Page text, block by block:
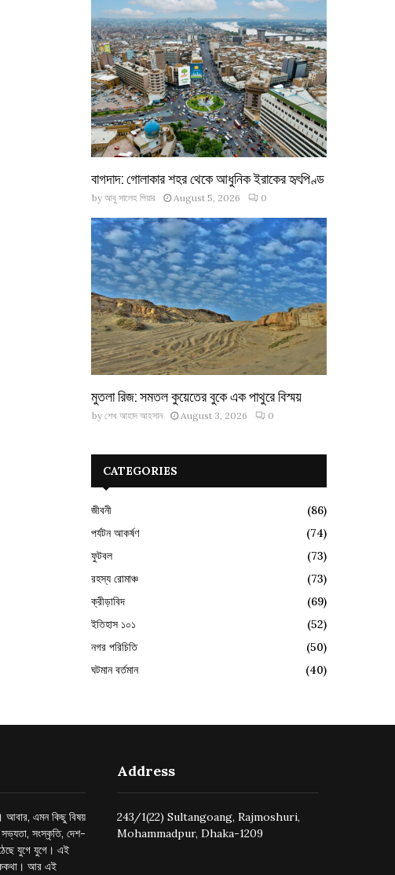
বাগদাদ: গোলাকার শহর থেকে আধুনিক ইরাকের হৃৎপিণ্ড
by আবু সালেহ পিয়ার August 5, 2026 0
মুতলা রিজ: সমতল কুয়েতের বুকে এক পাথুরে বিস্ময়
by শেখ আহাদ আহসান August 3, 2026 0
CATEGORIES
জীবনী
(86)
পর্যটন আকর্ষণ
(74)
ফুটবল
(73)
রহস্য রোমাঞ্চ
(73)
ক্রীড়াবিদ
(69)
ইতিহাস ১০১
(52)
নগর পরিচিতি
(50)
ঘটমান বর্তমান
(40)
আবার, এমন কিছু বিষয়
সভ্যতা, সংস্কৃতি, দেশ-
যুগে যুগে। এই
আর এই
Address
243/1(22) Sultangoang, Rajmoshuri,
Mohammadpur, Dhaka-1209